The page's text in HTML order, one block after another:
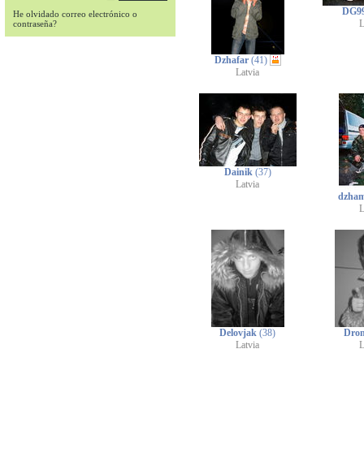
He olvidado correo electrónico o
contraseña?
Dzhafar (41)
Latvia
Dainik (37)
Latvia
Delovjak (38)
Latvia